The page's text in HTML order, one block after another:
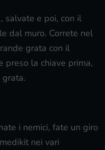
salvate e poi, con il
dal muro. Correte nel
grata con il
preso la chiave prima,
i nemici, fate un giro
nei vari